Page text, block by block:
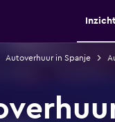
Autoverhuur in Spanje